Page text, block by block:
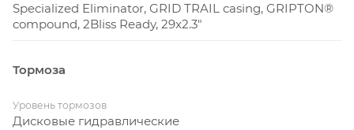
Specialized Eliminator, GRID TRAIL casing, GRIPTON®
compound, 2Bliss Ready, 29x2.3"
Тормоза
Уровень тормозов
Дисковые гидравлические